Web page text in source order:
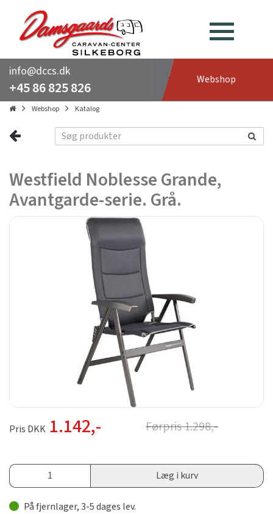
info@dccs.dk
+45 86 825 826 Webshop
Webshop Katalog
Westfield Noblesse Grande,
Avantgarde-serie. Grå.
Pris DKK 1.142,- Førpris1.298,-
Læg i kurv
På fjernlager, 3-5 dages lev.